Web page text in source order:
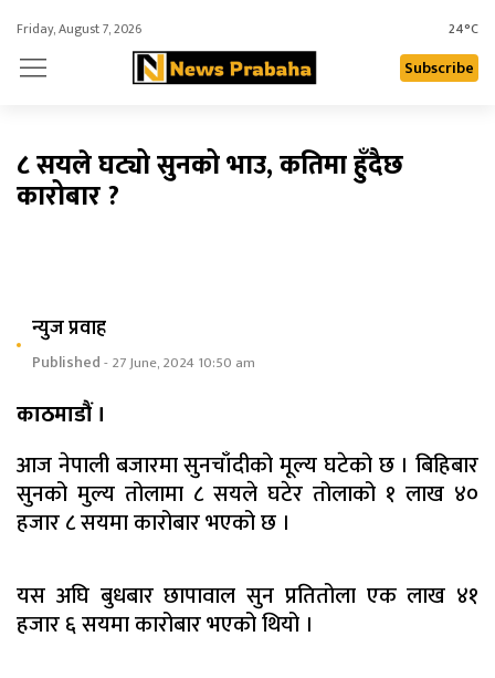
Friday, August 7, 2026 24°C
Subscribe
८ सयले घट्यो सुनको भाउ, कतिमा हुँदैछ
कारोबार ?
न्युज प्रवाह
Published- 27 June, 2024 10:50 am
काठमाडौं ।
आज नेपाली बजारमा सुनचाँदीको मूल्य घटेको छ । बिहिबार
सुनको मुल्य तोलामा ८ सयले घटेर तोलाको १ लाख ४०
हजार ८ सयमा कारोबार भएको छ ।
यस अघि बुधबार छापावाल सुन प्रतितोला एक लाख ४१
हजार ६ सयमा कारोबार भएको थियो ।